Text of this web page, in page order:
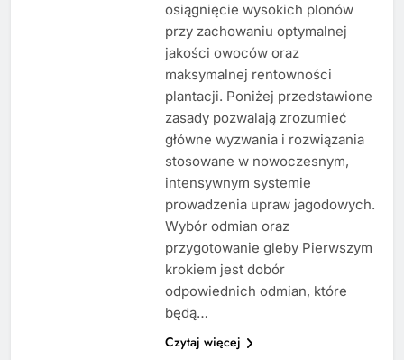
osiągnięcie wysokich plonów
przy zachowaniu optymalnej
jakości owoców oraz
maksymalnej rentowności
plantacji. Poniżej przedstawione
zasady pozwalają zrozumieć
główne wyzwania i rozwiązania
stosowane w nowoczesnym,
intensywnym systemie
prowadzenia upraw jagodowych.
Wybór odmian oraz
przygotowanie gleby Pierwszym
krokiem jest dobór
odpowiednich odmian, które
będą…
Czytaj więcej